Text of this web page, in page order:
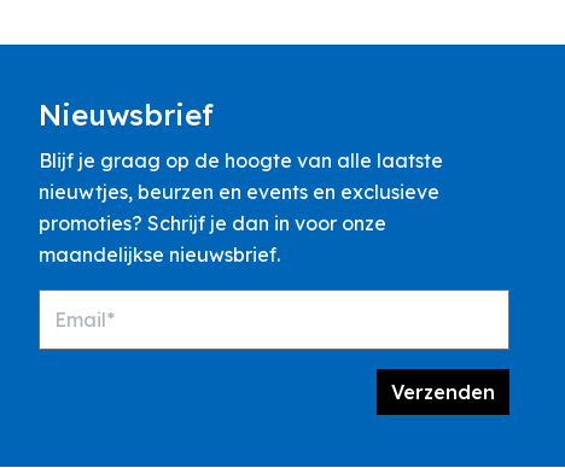
Nieuwsbrief
Blijf je graag op de hoogte van alle laatste
nieuwtjes, beurzen en events en exclusieve
promoties? Schrijf je dan in voor onze
maandelijkse nieuwsbrief.
Verzenden